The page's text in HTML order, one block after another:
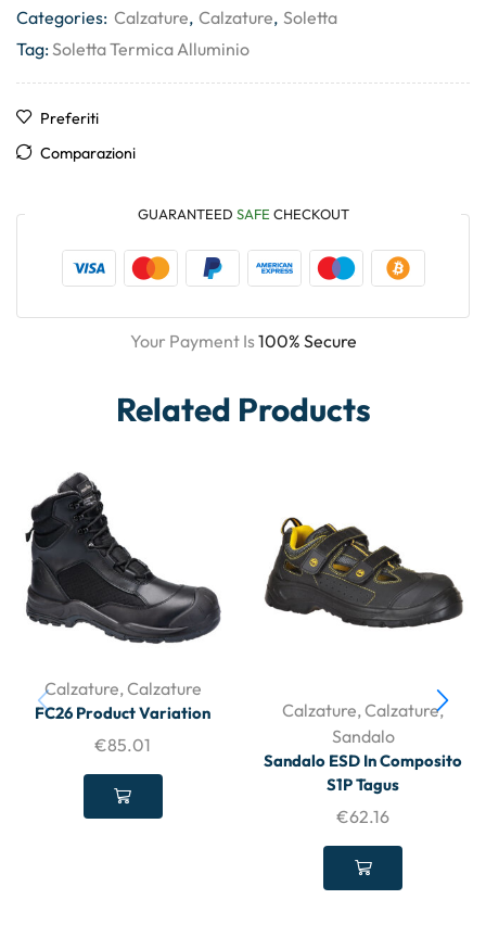
Categories: Calzature, Calzature, Soletta
Tag:Soletta Termica Alluminio
Preferiti
Comparazioni
GUARANTEED SAFE CHECKOUT
Your Payment Is100% Secure
Related Products
Calzature, Calzature
FC26 Product Variation
€85.01
Calzature,Calzature,
Sandalo
Sandalo ESD In Composito
S1P Tagus
€62.16